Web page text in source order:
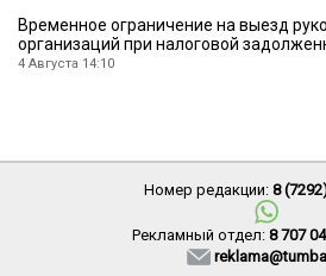
Временное ограничение на выезд
организаций при налоговой
4 Августа 14:10
Номер редакции: 8
Рекламный отдел: 8 707